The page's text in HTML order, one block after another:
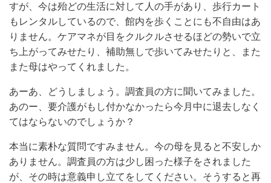
すが、今は殆どの生活に対して人の手があり、歩行カート
もレンタルしているので、館内を歩くことにも不自由はあ
りません。ケアマネが目をクルクルさせるほどの勢いで立
ち上がってみせたり、補助無しで歩いてみせたりと、また
また母はやってくれました。
あーあ、どうしましょう。調査員の方に聞いてみました。
あのー、要介護がもし付かなかったら今月中に退去しなく
てはならないのでしょうか？
本当に素朴な質問ですみません。今の母を見ると不安しか
ありません。調査員の方は少し困った様子をされました
が、その時は意義申し立てをしてください。そうすると再